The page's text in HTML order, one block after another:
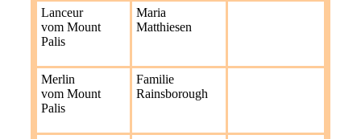
Lanceur
vom Mount
Palis
Maria
Matthiesen
Merlin
vom Mount
Palis
Familie
Rainsborough